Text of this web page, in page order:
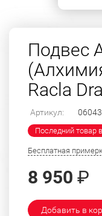
Подвес
Racla
Артикул:
Последний товар
Бесплатная
8 950 ₽
Добавить в